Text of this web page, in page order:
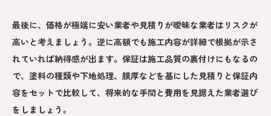
最後に、価格が極端に安い業者や見積りが曖昧な業者はリスクが
高いと考えましょう。逆に高額でも施工内容が詳細で根拠が示さ
れていれば納得感が出ます。保証は施工品質の裏付けにもなるの
で、塗料の種類や下地処理、膜厚などを基にした見積りと保証内
容をセットで比較して、将来的な手間と費用を見据えた業者選び
をしましょう。